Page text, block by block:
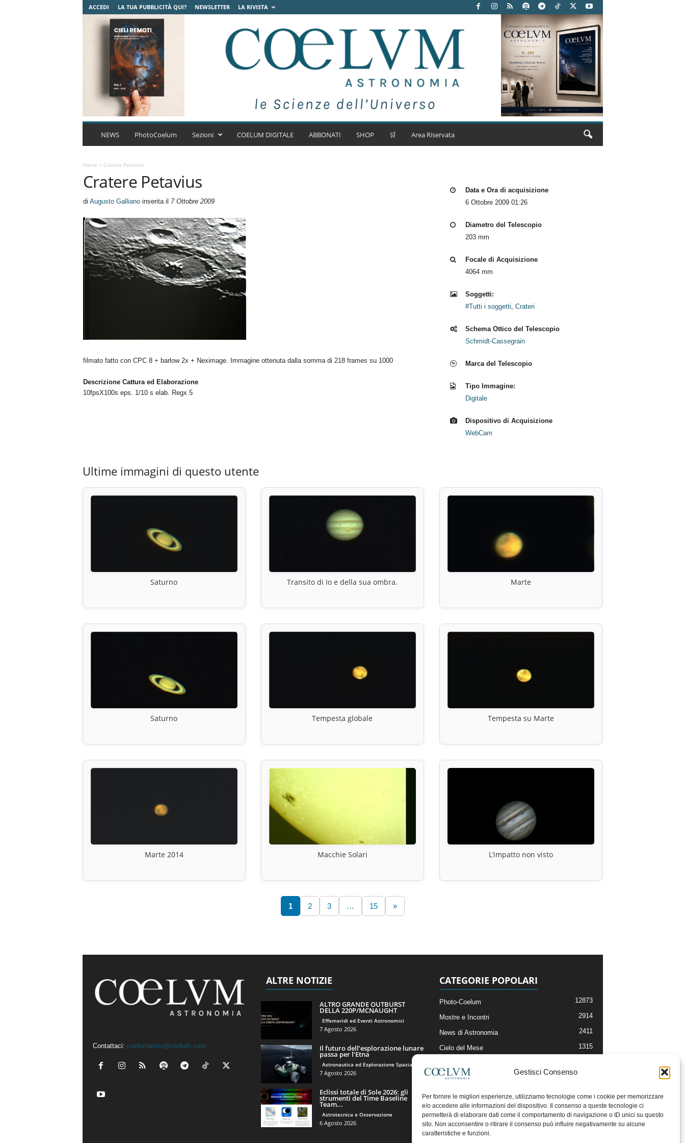
Gestisci Consenso
Per fornire le migliori esperienze, utilizziamo tecnologie come i cookie per memorizzare
e/o accedere alle informazioni del dispositivo. Il consenso a queste tecnologie ci
permetterà di elaborare dati come il comportamento di navigazione o ID unici su questo
sito. Non acconsentire o ritirare il consenso può influire negativamente su alcune
caratteristiche e funzioni.
ACCEDI LA TUA PUBBLICITÀ QUI? NEWSLETTER LA RIVISTA
C
m
A
r
o
n
o
m
i
a
NEWS PhotoCoelum Sezioni COELUM DIGITALE ABBONATI SHOP 🛒 Area Riservata
Home > Cratere Petavius
Cratere Petavius
di Augusto Gallianoinserita il 7 Ottobre 2009
filmato fatto con CPC 8 + barlow 2x + Neximage. Immagine ottenuta dalla somma di 218 frames su 1000
Descrizione Cattura ed Elaborazione
10fpsX100s eps. 1/10 s elab. Regx 5
Data e Ora di acquisizione
6 Ottobre 2009 01:26
Diametro del Telescopio
203 mm
Focale di Acquisizione
4064 mm
Soggetti:
#Tutti i soggetti, Crateri
Schema Ottico del Telescopio
Schmidt-Cassegrain
Marca del Telescopio
Tipo Immagine:
Digitale
Dispositivo di Acquisizione
WebCam
Ultime immagini di questo utente
Saturno Transito di Io e della sua ombra. Marte
Saturno Tempesta globale Tempesta su Marte
Marte 2014 Macchie Solari L’impatto non visto
1 2 3 … 15 »
Contattaci: coelumastro@coelum.com
ALTRE NOTIZIE
ALTRO GRANDE OUTBURST
DELLA 220P/MCNAUGHT
Effemeridi ed Eventi Astronomici
7 Agosto 2026
Il futuro dell’esplorazione lunare
passa per l’Etna
Astronautica ed Esplorazione Spaziale
7 Agosto 2026
Eclissi totale di Sole 2026: gli
strumenti del Time Baseline
Team...
Astrotecnica e Osservazione
6 Agosto 2026
CATEGORIE POPOLARI
Photo-Coelum 12873
Mostre e Incontri 2914
News di Astronomia 2411
Cielo del Mese 1315
Articoli e Risorse On-Line
Il Blog della Redazione